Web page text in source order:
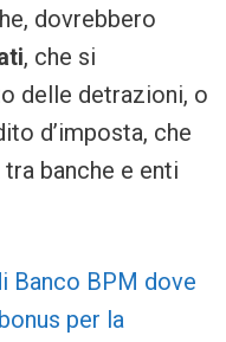
dovrebbero
, che si
delle detrazioni, o
d’imposta, che
banche e enti
Banco BPM dove
per la